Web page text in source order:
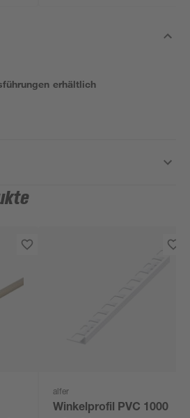
erhältlich
alfer
Winkelprofil PVC 1000